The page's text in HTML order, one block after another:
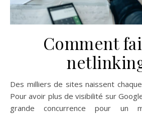
Comment
Des milliers de sites naissent chaque jour dans le monde.
Pour avoir plus de visibilité sur
grande concurrence pour un